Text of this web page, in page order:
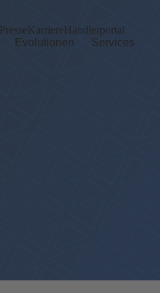
Evolutionen Services
PresseKarriereHändlerportal